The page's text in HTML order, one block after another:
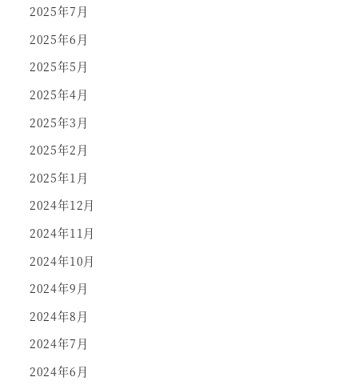
2025年7月
2025年6月
2025年5月
2025年4月
2025年3月
2025年2月
2025年1月
2024年12月
2024年11月
2024年10月
2024年9月
2024年8月
2024年7月
2024年6月